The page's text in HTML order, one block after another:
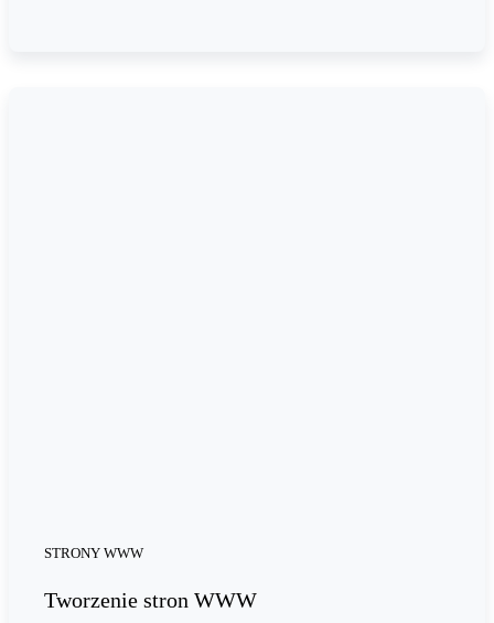
STRONY WWW
Tworzenie stron WWW